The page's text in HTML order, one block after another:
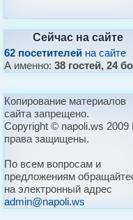
Сейчас на сайте
62 посетителей на сайте
А именно:38 гостей, 24
Копирование материалов
сайта запрещено.
Copyright © napoli.ws 2009
права защищены.
По всем вопросам и
предложениям
на электронный адрес
admin@napoli.ws